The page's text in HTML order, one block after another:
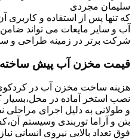
سلیمان مجردی
که تنها پس از استفاده و
آب و سایر مایعات می تواند
شرکت برتر در زمینه طراحی و
قیمت مخزن آب پیش ساخته
هزینه ساخت مخزن آب در
نصب استخر آماده در محل،بسیار
و طولانی به دلیل اجرای مراحلی
بتن و آراما توربندی وسیستم
فوق تعداد بالایی نیروی انسانی